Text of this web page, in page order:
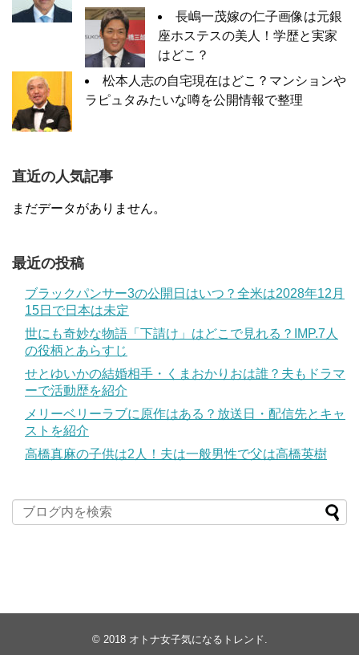
長嶋一茂嫁の仁子画像は元銀
座ホステスの美人！学歴と実家
はどこ？
松本人志の自宅現在はどこ？マンションや
ラピュタみたいな噂を公開情報で整理
直近の人気記事
まだデータがありません。
最近の投稿
ブラックパンサー3の公開日はいつ？全米は2028年12月
15日で日本は未定
世にも奇妙な物語「下請け」はどこで見れる？IMP.7人
の役柄とあらすじ
せとゆいかの結婚相手・くまおかりおは誰？夫もドラマ
ーで活動歴を紹介
メリーベリーラブに原作はある？放送日・配信先とキャ
ストを紹介
高橋真麻の子供は2人！夫は一般男性で父は高橋英樹
© 2018 オトナ女子気になるトレンド.